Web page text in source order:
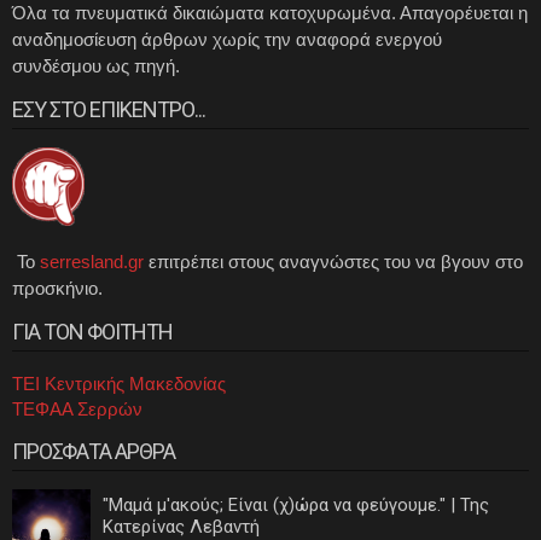
Όλα τα πνευματικά δικαιώματα κατοχυρωμένα. Απαγορέυεται η
αναδημοσίευση άρθρων χωρίς την αναφορά ενεργού
συνδέσμου ως πηγή.
ΕΣΥ ΣΤΟ ΕΠΙΚΕΝΤΡΟ...
Το serresland.gr επιτρέπει στους αναγνώστες του να βγουν στο
προσκήνιο.
ΓΙΑ ΤΟΝ ΦΟΙΤΗΤΗ
ΤΕΙ Κεντρικής Μακεδονίας
ΤΕΦΑΑ Σερρών
ΠΡΟΣΦΑΤΑ ΑΡΘΡΑ
"Μαμά μ'ακούς; Είναι (χ)ώρα να φεύγουμε." | Της
Κατερίνας Λεβαντή